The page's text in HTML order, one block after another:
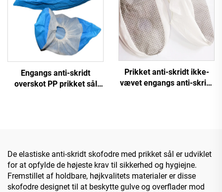
Engangs anti-skridt
overskot PP prikket sål
Prikket anti-skridt ikke-
vævet engangs anti-skridt
De elastiske anti-skridt skofodre med prikket sål er udviklet
for at opfylde de højeste krav til sikkerhed og hygiejne.
Fremstillet af holdbare, højkvalitets materialer er disse
skofodre designet til at beskytte gulve og overflader mod